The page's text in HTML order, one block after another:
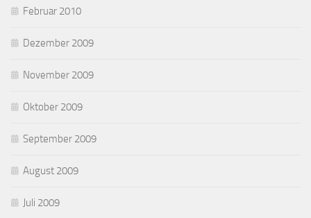
Februar 2010
Dezember 2009
November 2009
Oktober 2009
September 2009
August 2009
Juli 2009